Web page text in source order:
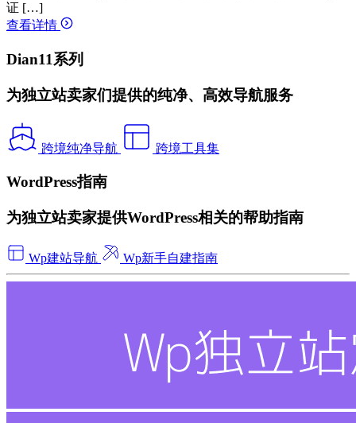
证 […]
查看详情
Dian11系列
为独立站卖家们提供的纯净、高效导航服务
跨境纯净导航 跨境工具集
WordPress指南
为独立站卖家提供WordPress相关的帮助指南
Wp建站导航 Wp新手自建指南